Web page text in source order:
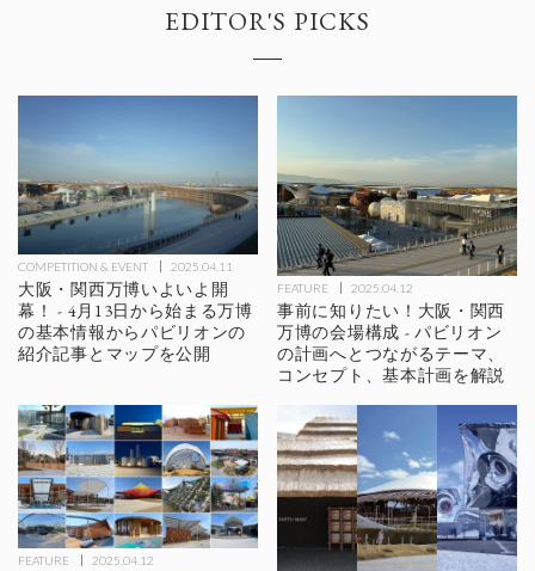
EDITOR'S PICKS
COMPETITION & EVENT 2025.04.11
大阪・関西万博いよいよ開
幕！ - 4月13日から始まる万博
の基本情報からパビリオンの
紹介記事とマップを公開
FEATURE 2025.04.12
事前に知りたい！大阪・関西
万博の会場構成 - パビリオン
の計画へとつながるテーマ、
コンセプト、基本計画を解説
FEATURE 2025.04.12